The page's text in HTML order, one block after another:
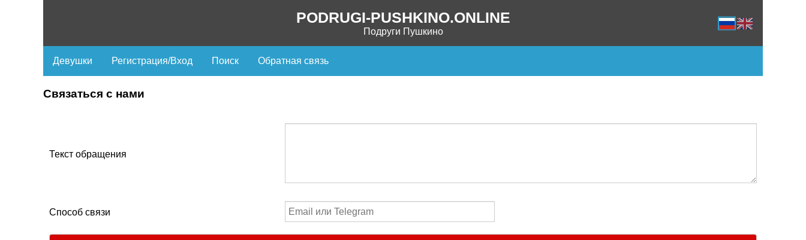
PODRUGI-PUSHKINO.ONLINE
Подруги Пушкино
Девушки Регистрация/Вход Поиск Обратная связь
Связаться с нами
Текст обращения
Способ связи